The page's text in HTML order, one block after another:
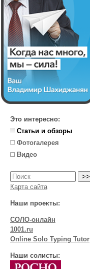
Это интересно:
Статьи и обзоры
Фотогалерея
Видео
Карта сайта
Наши проекты:
СОЛО-онлайн
1001.ru
Online Solo Typing Tutor
Наши солисты: